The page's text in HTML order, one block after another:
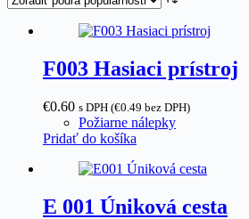
F003 Hasiaci prístroj
€0.60 s DPH (€0.49 bez DPH)
Požiarne nálepky
Pridať do košíka
E 001 Úniková cesta